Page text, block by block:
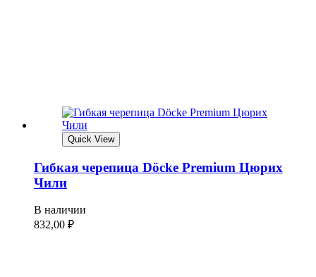
Quick View
Гибкая черепица Döcke Premium Цюрих
Чили
В наличии
832,00 ₽